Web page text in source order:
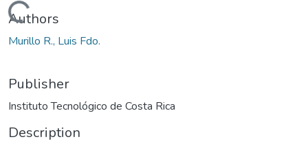
Loading...
Authors
Murillo R., Luis Fdo.
Publisher
Instituto Tecnológico de Costa Rica
Description